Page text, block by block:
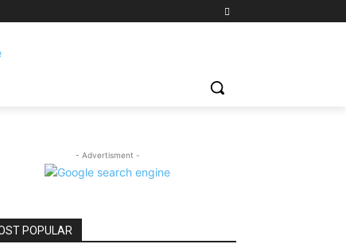
- Advertisment -
POPULAR